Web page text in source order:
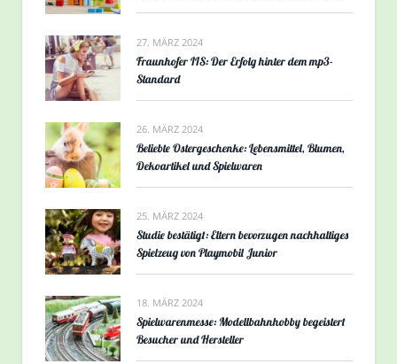
27. MÄRZ 2024
Fraunhofer IIS: Der Erfolg hinter dem mp3-
Standard
26. MÄRZ 2024
Beliebte Ostergeschenke: Lebensmittel, Blumen,
Dekoartikel und Spielwaren
25. MÄRZ 2024
Studie bestätigt: Eltern bevorzugen nachhaltiges
Spielzeug von Playmobil Junior
18. MÄRZ 2024
Spielwarenmesse: Modellbahnhobby begeistert
Besucher und Hersteller